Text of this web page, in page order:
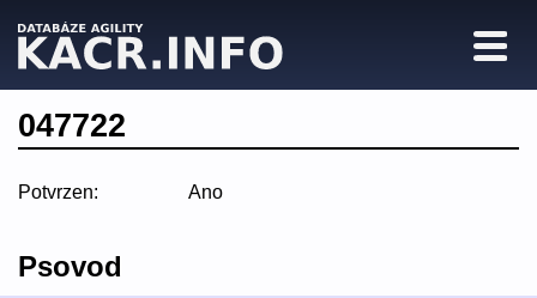
047722
Potvrzen: Ano
Psovod